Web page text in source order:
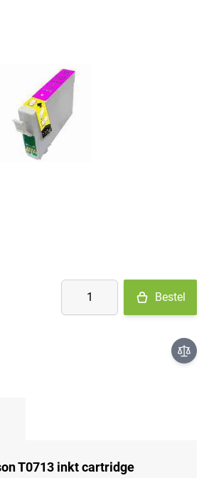
Aantal
Bestel
T0713 inkt cartridge